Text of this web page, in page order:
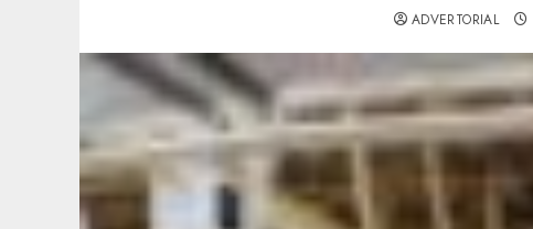
ADVERTORIAL